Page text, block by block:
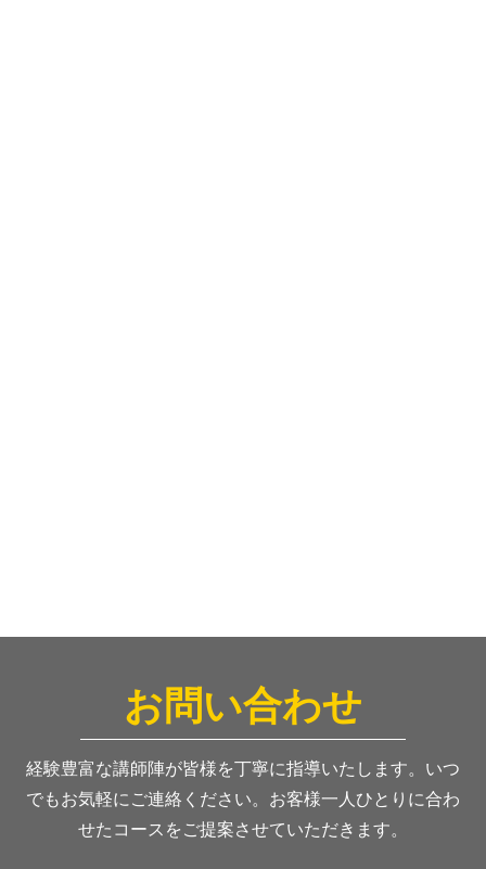
お問い合わせ
経験豊富な講師陣が皆様を丁寧に指導いたします。いつ
でもお気軽にご連絡ください。お客様一人ひとりに合わ
せたコースをご提案させていただきます。